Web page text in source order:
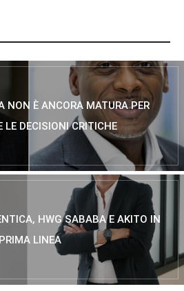
NON È ANCORA MATURA PER
LE DECISIONI CRITICHE
HWG SABABA E AKITO IN
PRIMA LINEA